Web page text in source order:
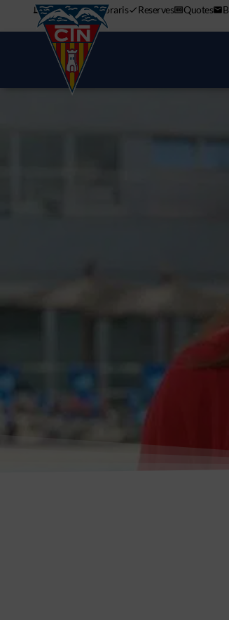
APP mòbil Horaris Reserves Quotes